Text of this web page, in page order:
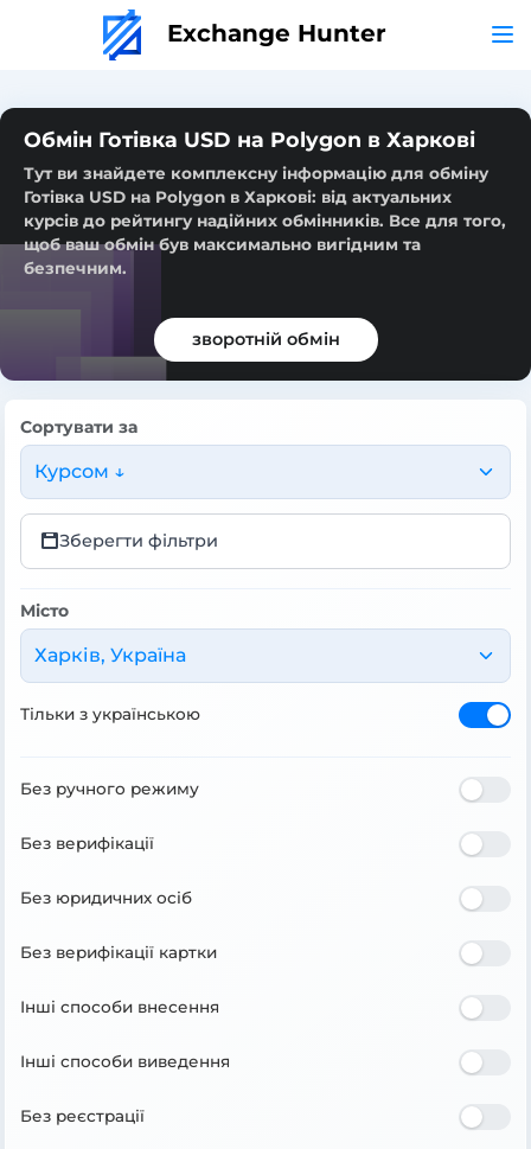
Exchange Hunter
Обмін Готівка USD на Polygon в Харкові
Тут ви знайдете комплексну інформацію для обміну
Готівка USD на Polygon в Харкові: від актуальних
курсів до рейтингу надійних обмінників. Все для того,
щоб ваш обмін був максимально вигідним та
безпечним.
зворотній обмін
Сортувати за
Курсом ↓
Зберегти фільтри
Місто
Харків, Україна
Тільки з українською
Без ручного режиму
Без верифікації
Без юридичних осіб
Без верифікації картки
Інші способи внесення
Інші способи виведення
Без реєстрації